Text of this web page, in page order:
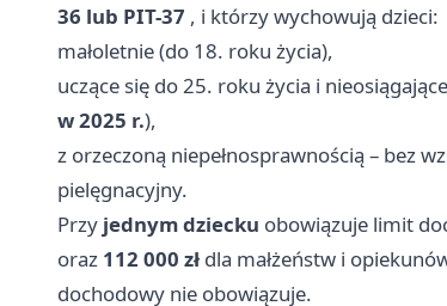
36 lub PIT-37 , i którzy wychowują dzieci:
małoletnie (do 18. roku życia),
uczące się do 25. roku życia i
w 2025 r.),
z orzeczoną niepełnosprawnością – bez
pielęgnacyjny.
Przy jednym dziecku obowiązuje limit
oraz 112 000 zł dla małżeństw i
dochodowy nie obowiązuje.